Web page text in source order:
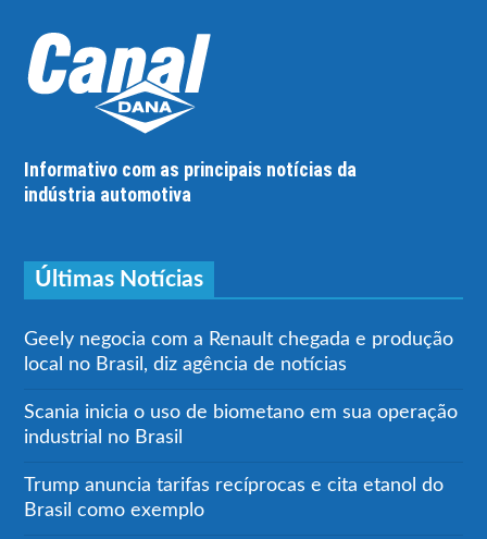
Informativo com as principais notícias da
indústria automotiva
Últimas Notícias
Geely negocia com a Renault chegada e produção
local no Brasil, diz agência de notícias
Scania inicia o uso de biometano em sua operação
industrial no Brasil
Trump anuncia tarifas recíprocas e cita etanol do
Brasil como exemplo